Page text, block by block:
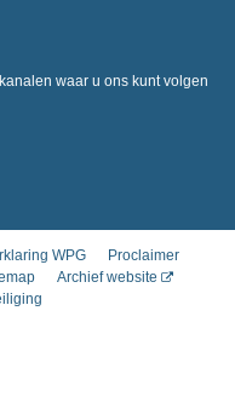
waar u ons kunt volgen
WPG
Proclaimer
Archief website